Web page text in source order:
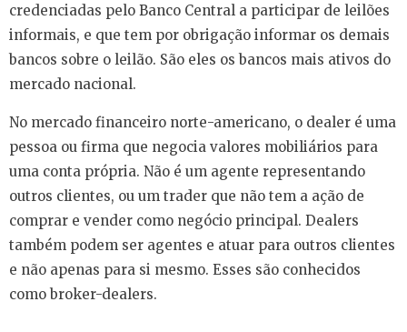
credenciadas pelo Banco Central a participar de leilões
informais, e que tem por obrigação informar os demais
bancos sobre o leilão. São eles os bancos mais ativos do
mercado nacional.
No mercado financeiro norte-americano, o dealer é uma
pessoa ou firma que negocia valores mobiliários para
uma conta própria. Não é um agente representando
outros clientes, ou um trader que não tem a ação de
comprar e vender como negócio principal. Dealers
também podem ser agentes e atuar para outros clientes
e não apenas para si mesmo. Esses são conhecidos
como broker-dealers.